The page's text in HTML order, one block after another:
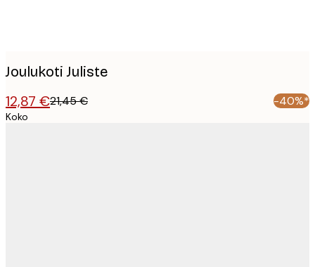
Joulukoti Juliste
12,87 €21,45 € -40%*
Koko